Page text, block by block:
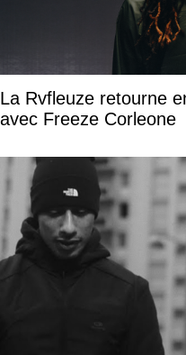
La Rvfleuze retourne
avec Freeze Corleone